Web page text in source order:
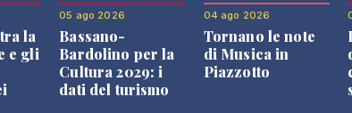
la
e gli
05 ago 2026
Bassano-
Bardolino per la
Cultura 2029: i
dati del turismo
04 ago 2026
Tornano le note
di Musica in
Piazzotto